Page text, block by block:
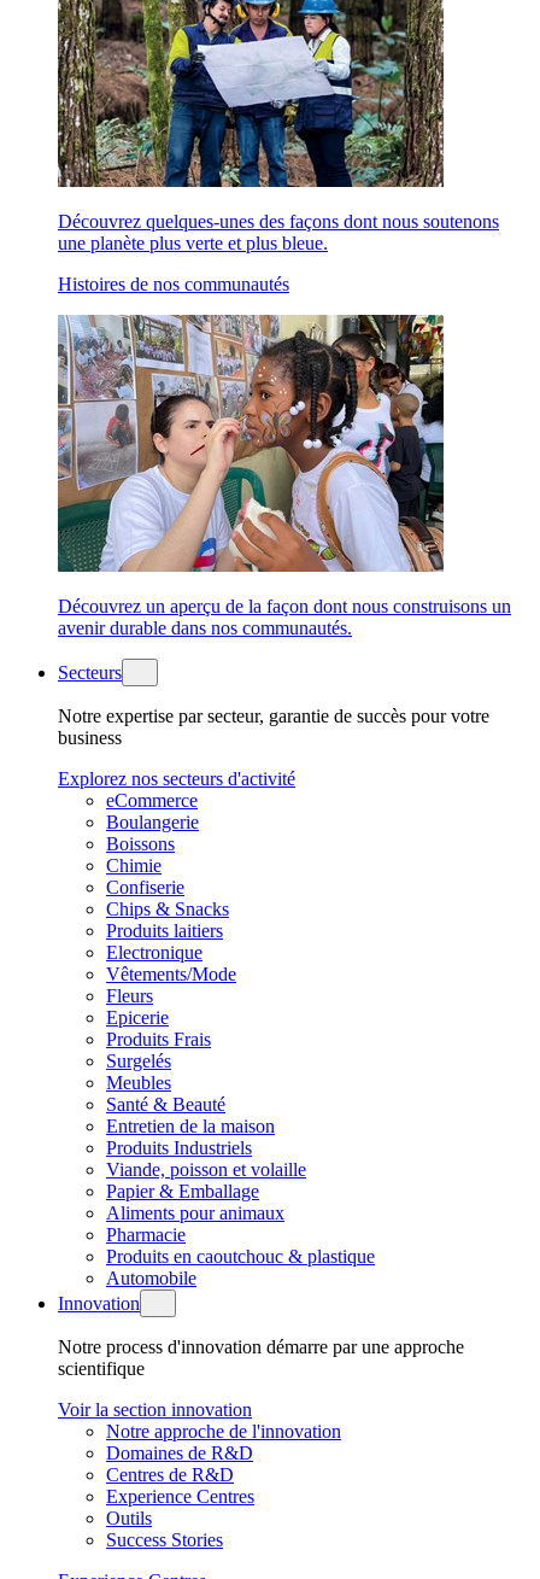
Découvrez quelques-unes des façons dont nous soutenons
une planète plus verte et plus bleue.
Histoires de nos communautés
Découvrez un aperçu de la façon dont nous construisons un
avenir durable dans nos communautés.
Secteurs
Notre expertise par secteur, garantie de succès pour votre
business
Explorez nos secteurs d'activité
eCommerce
Boulangerie
Boissons
Chimie
Confiserie
Chips & Snacks
Produits laitiers
Electronique
Vêtements/Mode
Fleurs
Epicerie
Produits Frais
Surgelés
Meubles
Santé & Beauté
Entretien de la maison
Produits Industriels
Viande, poisson et volaille
Papier & Emballage
Aliments pour animaux
Pharmacie
Produits en caoutchouc & plastique
Automobile
Innovation
Notre process d'innovation démarre par une approche
scientifique
Voir la section innovation
Notre approche de l'innovation
Domaines de R&D
Centres de R&D
Experience Centres
Outils
Success Stories